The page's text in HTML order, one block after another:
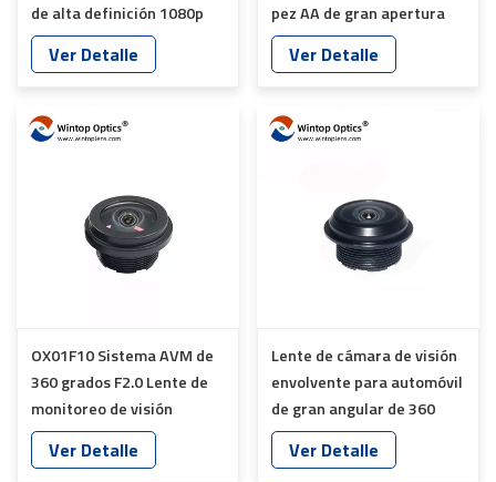
de alta definición 1080p
con longitud óptica total
de 12,8 pulgadas YT-
Ver Detalle
pez AA de gran apertura
IP68 F1.6 YT-7058-E1-A
Ver Detalle
OX01F10 Sistema AVM de
360 ​​grados F2.0 Lente de
monitoreo de visión
envolvente YT-7047P-C1
Ver Detalle
Lente de cámara de visión
envolvente para automóvil
de gran angular de 360 ​​
grados HFOV200 YT-
7042P-A1
Ver Detalle